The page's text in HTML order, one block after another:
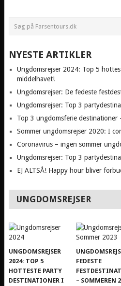
NYESTE ARTIKLER
Ungdomsrejser 2024: Top 5
middelhavet!
Ungdomsrejser: De fedeste
Ungdomsrejser: Top 3
Top 3 ungdomsferie destinationer
Sommer ungdomsrejser 2020: I
Coronavirus – ingen sommer
Ungdomsrejser: Top 3
EJ ALTSÅ! Happy hour bliver
UNGDOMSREJSER
UNGDOMSREJSER
2024: TOP 5
HOTTESTE PARTY
DESTINATIONER I
FEDESTE
– SOMMEREN